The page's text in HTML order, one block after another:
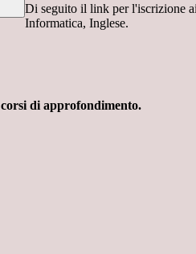
Di seguito il link per l'iscrizione
Informatica, Inglese.
corsi di approfondimento.